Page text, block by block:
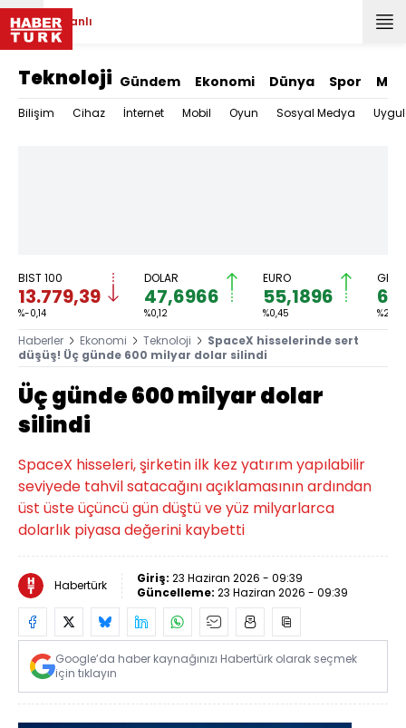
Canlı
Teknoloji Gündem Ekonomi Dünya Spor
Bilişim Cihaz İnternet Mobil Oyun Sosyal Medya
BIST 100
13.779,39
%-0,14
DOLAR
47,6966
%0,12
EURO
55,1896
%0,45 %2,59
Haberler Ekonomi Teknoloji
SpaceX hisselerinde sert
düşüş! Üç günde 600 milyar dolar silindi
Üç günde 600 milyar dolar
silindi
SpaceX hisseleri, şirketin ilk kez yatırım yapılabilir
seviyede tahvil satacağını açıklamasının ardından
üst üste üçüncü gün düştü ve yüz milyarlarca
dolarlık piyasa değerini kaybetti
Habertürk Giriş: 23 Haziran 2026 - 09:39
Güncelleme: 23 Haziran 2026 - 09:39
Google’da haber kaynağınızı Habertürk olarak seçmek
için tıklayın